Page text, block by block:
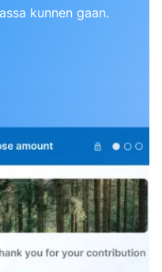
kunnen gaan.